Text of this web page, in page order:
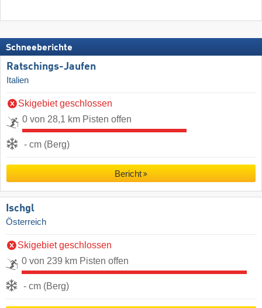
Schneeberichte
Ratschings-Jaufen
Italien
Skigebiet geschlossen
0 von 28,1 km Pisten offen
- cm (Berg)
Bericht
Ischgl
Österreich
Skigebiet geschlossen
0 von 239 km Pisten offen
- cm (Berg)